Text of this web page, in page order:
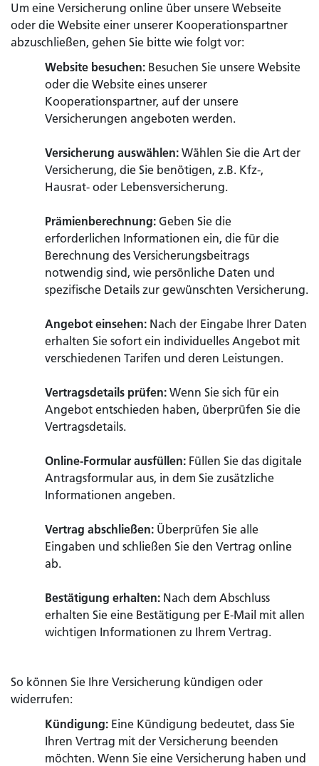
Um eine Versicherung online über unsere Webseite
oder die Website einer unserer Kooperationspartner
abzuschließen, gehen Sie bitte wie folgt vor:
Website besuchen: Besuchen Sie unsere Website
oder die Website eines unserer
Kooperationspartner, auf der unsere
Versicherungen angeboten werden.
Versicherung auswählen: Wählen Sie die Art der
Versicherung, die Sie benötigen, z.B. Kfz-,
Hausrat- oder Lebensversicherung.
Prämienberechnung: Geben Sie die
erforderlichen Informationen ein, die für die
Berechnung des Versicherungsbeitrags
notwendig sind, wie persönliche Daten und
spezifische Details zur gewünschten Versicherung.
Angebot einsehen: Nach der Eingabe Ihrer Daten
erhalten Sie sofort ein individuelles Angebot mit
verschiedenen Tarifen und deren Leistungen.
Vertragsdetails prüfen: Wenn Sie sich für ein
Angebot entschieden haben, überprüfen Sie die
Vertragsdetails.
Online-Formular ausfüllen: Füllen Sie das digitale
Antragsformular aus, in dem Sie zusätzliche
Informationen angeben.
Vertrag abschließen: Überprüfen Sie alle
Eingaben und schließen Sie den Vertrag online
ab.
Bestätigung erhalten: Nach dem Abschluss
erhalten Sie eine Bestätigung per E-Mail mit allen
wichtigen Informationen zu Ihrem Vertrag.
So können Sie Ihre Versicherung kündigen oder
widerrufen:
Kündigung: Eine Kündigung bedeutet, dass Sie
Ihren Vertrag mit der Versicherung beenden
möchten. Wenn Sie eine Versicherung haben und